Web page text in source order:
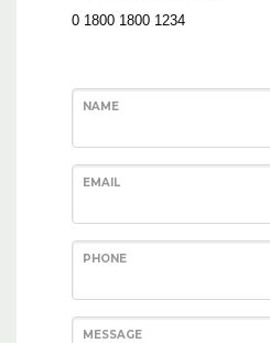
0 1800 1800 1234
NAME
EMAIL
PHONE
MESSAGE